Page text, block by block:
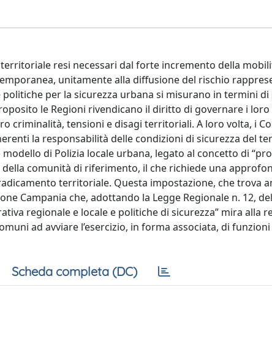
resi necessari dal forte incremento della
unitamente alla diffusione del rischio
per la sicurezza urbana si misurano in termini
le Regioni rivendicano il diritto di governare i
criminalità, tensioni e disagi territoriali. A loro volta, i
la responsabilità delle condizioni di sicurezza del
di Polizia locale urbana, legato al concetto di
comunità di riferimento, il che richiede una
territoriale. Questa impostazione, che trova
Campania che, adottando la Legge Regionale n. 12,
regionale e locale e politiche di sicurezza” mira alla
ad avviare l’esercizio, in forma associata, di
Scheda completa (DC)